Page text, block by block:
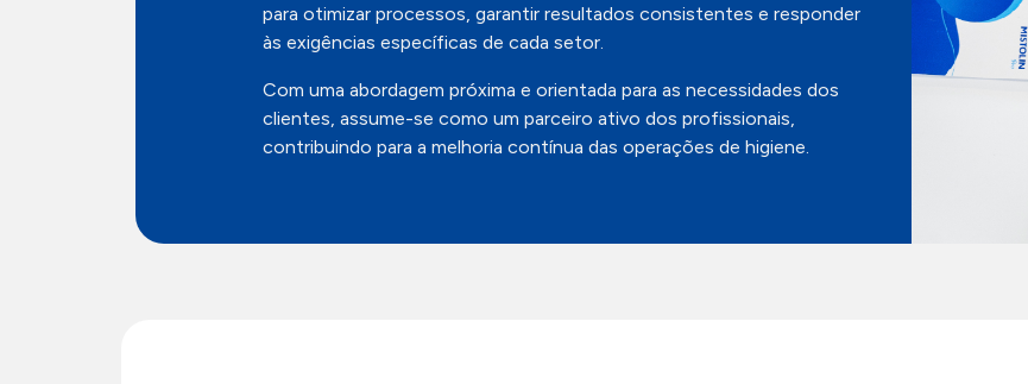
para otimizar processos, garantir resultados consistentes e responder
às exigências específicas de cada setor.
Com uma abordagem próxima e orientada para as necessidades dos
clientes, assume-se como um parceiro ativo dos profissionais,
contribuindo para a melhoria contínua das operações de higiene.